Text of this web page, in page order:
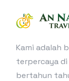
Kami adalah
terpercaya di
bertahun